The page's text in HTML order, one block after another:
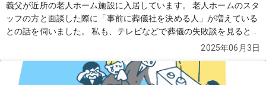
義父が近所の老人ホーム施設に入居しています。 老人ホームのスタ
ッフの方と面談した際に「事前に葬儀社を決める人」が増えている
との話を伺いました。 私も、テレビなどで葬儀の失敗談を見ると、
事前に葬儀社を把握していた方がいいのかな？と思って、色々調べ
葬儀社を2〜3社教えていただけませんでしょうか？
2025年06月3日